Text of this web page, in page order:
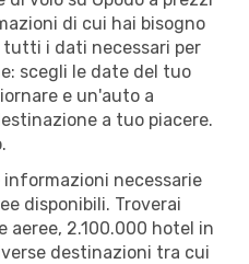
di cui hai bisogno
tutti i dati necessari per
scegli le date del tuo
e un'auto a
a tuo piacere.
necessarie
disponibili. Troverai
aeree, 2.100.000 hotel in
destinazioni tra cui